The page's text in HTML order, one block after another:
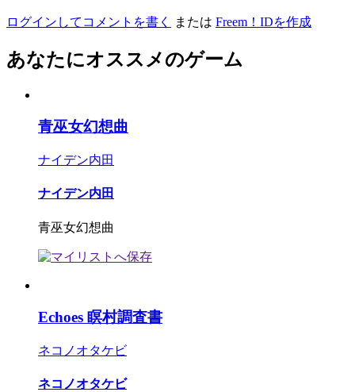
ログインしてコメントを書く または Freem！IDを作成
あなたにオススメのゲーム
青巫女幻想曲
ナイデン内田
ナイデン内田
青巫女幻想曲
Echoes 瞑村調査書
ネコノオタケビ
ネコノオタケビ